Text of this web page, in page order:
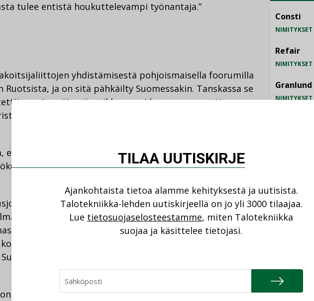
tulee entistä houkuttelevampi työnantaja.”
yhdistämisestä pohjoismaisella foorumilla
Ruotsista, ja on sitä pähkäilty Suomessakin. Tanskassa se
ensimmäisenä, vaikka se vei kymmenen vuotta.
fuusion pakettiin viidessä vuodessa.
että Ruotsissakin aihe herättää vahvoja tunteita. Siksi sen
kuin taloudellisia seikkojakaan ei saa aliarvioida.
Jari Syrjälämuistelee, että Suomessa on koettu
kerta vuonna 2002 päätyi onnistumiseen, kun silloinen
VeLU ry ja LVI-Urakoitsijat ry
että samanlaista fuusiota kuin Ruotsissa ei olla
puitteissa tätäkin yritettiin, mutta liitto syntyi rampana,
Consti
NIMITYKSET
Refair
NIMITYKSET
Granlund
NIMITYKSET
TILAA UUTISKIRJE
Ajankohtaista tietoa alamme kehityksestä ja uutisista.
Talotekniikka-lehden uutiskirjeellä on jo yli 3000 tilaajaa.
Lue tietosuojaselosteestamme, miten Talotekniikka
suojaa ja käsittelee tietojasi.